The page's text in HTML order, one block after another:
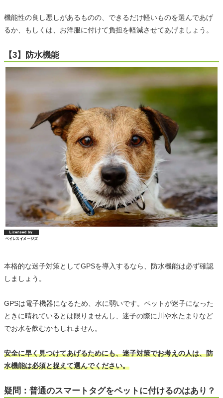
機能性の良し悪しがあるものの、できるだけ軽いものを選んであげ
るか、もしくは、お洋服に付けて負担を軽減させてあげましょう。
【3】防水機能
本格的な迷子対策としてGPSを導入するなら、防水機能は必ず確認
しましょう。
GPSは電子機器になるため、水に弱いです。ペットが迷子になった
ときに晴れているとは限りませんし、迷子の際に川や水たまりなど
でお水を飲むかもしれません。
安全に早く見つけてあげるためにも、迷子対策でお考えの人は、防
水機能は必須と捉えて選んでください。
疑問：普通のスマートタグをペットに付けるのはあり？